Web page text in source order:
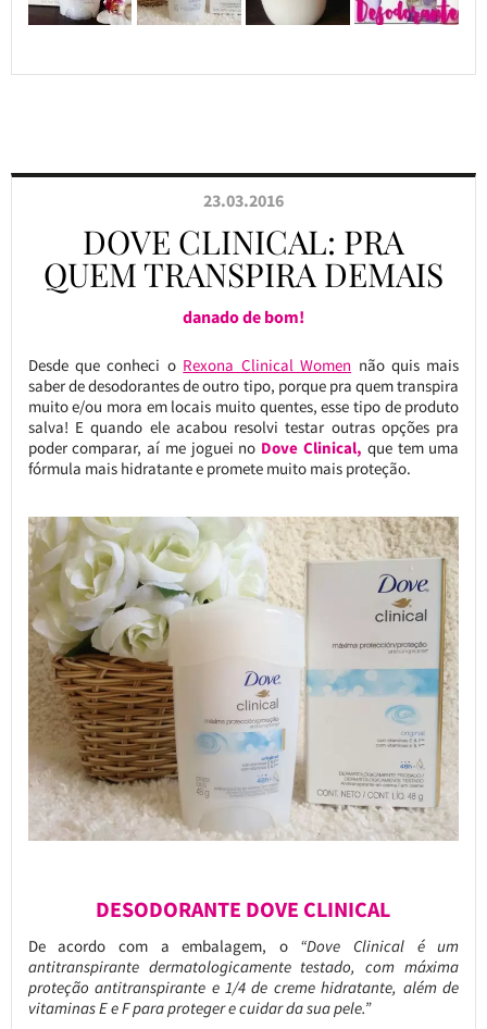
23.03.2016
DOVE CLINICAL: PRA
QUEM TRANSPIRA DEMAIS
danado de bom!
Desde que conheci o Rexona Clinical Women não quis mais
saber de desodorantes de outro tipo, porque pra quem transpira
muito e/ou mora em locais muito quentes, esse tipo de produto
salva! E quando ele acabou resolvi testar outras opções pra
poder comparar, aí me joguei no Dove Clinical, que tem uma
fórmula mais hidratante e promete muito mais proteção.
DESODORANTE DOVE CLINICAL
De acordo com a embalagem, o “Dove Clinical é um
antitranspirante dermatologicamente testado, com máxima
proteção antitranspirante e 1/4 de creme hidratante, além de
vitaminas E e F para proteger e cuidar da sua pele.”